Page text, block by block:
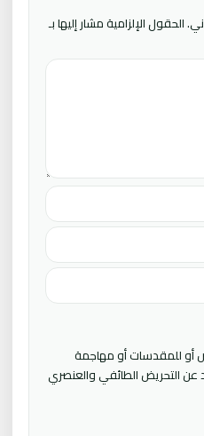
الحقول الإلزامية مشار إليها بـ
أو للمقدسات أو مهاجمة
عن التحريض الطائفي والعنصري